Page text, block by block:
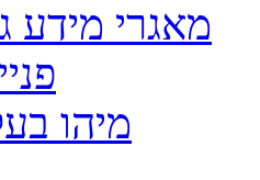
מאגרי מידע
מיהו